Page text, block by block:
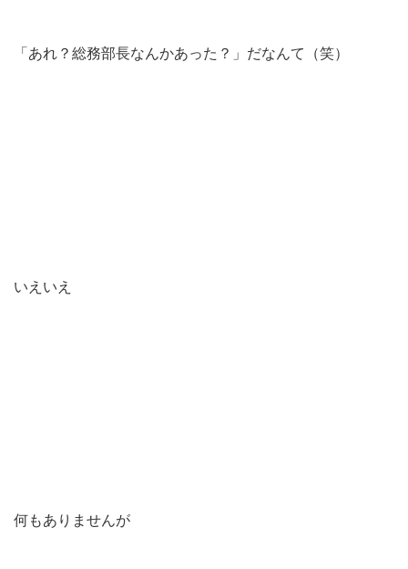
「あれ？総務部長なんかあった？」だなんて（笑）
いえいえ
何もありませんが